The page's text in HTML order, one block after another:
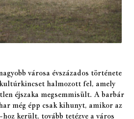
városa évszázados története
halmozott fel, amely
éjszaka megsemmisült. A barbár
még épp csak kihunyt, amikor az
került, tovább tetézve a város